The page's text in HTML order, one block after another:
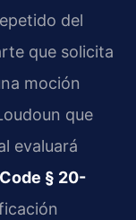
del
que solicita
moción
que
evaluará
§ 20-